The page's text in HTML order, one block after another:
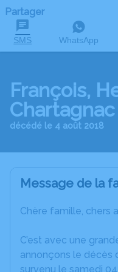
Partager
SMS WhatsApp
François,
Chartagnac
décédé le 4 août 2018
Message de la
Chère famille, chers
C’est avec une
annonçons le décès
survenu le samedi